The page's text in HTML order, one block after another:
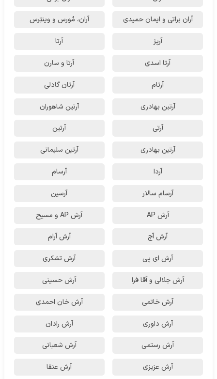
آران براتی و ایمان حمیدی آران، مُوِرس و وینتِرس
آرپژ آرتا
آرتا اسدی آرتا و سارن
آرتام آرتان گادلی
آرتبن بهادری آرتين شاهوران
آرتی آرتین
آرتین بهادری آرتین سلیمانی
آردا آرسام
آرسام سالار آرسین
آرش AP آرش AP و مسیح
آرش آج آرش آرام
آرش ای پی آرش تشکری
آرش جلالی و آقا فرا آرش حسینی
آرش خاتمی آرش خان احمدی
آرش داوری آرش رادان
آرش رستمى آرش شعبانی
آرش عزیزی آرش عنقا